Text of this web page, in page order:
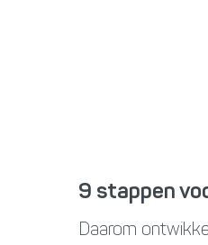
9 stappen
Daarom